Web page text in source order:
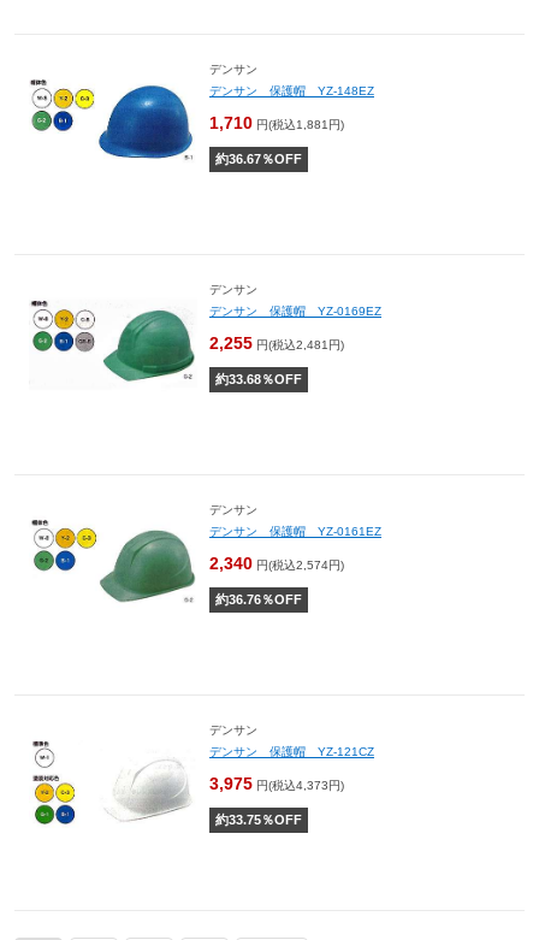
デンサン
デンサン 保護帽 YZ-148EZ
1,710 円(税込1,881円)
約36.67％OFF
デンサン
デンサン 保護帽 YZ-0169EZ
2,255 円(税込2,481円)
約33.68％OFF
デンサン
デンサン 保護帽 YZ-0161EZ
2,340 円(税込2,574円)
約36.76％OFF
デンサン
デンサン 保護帽 YZ-121CZ
3,975 円(税込4,373円)
約33.75％OFF